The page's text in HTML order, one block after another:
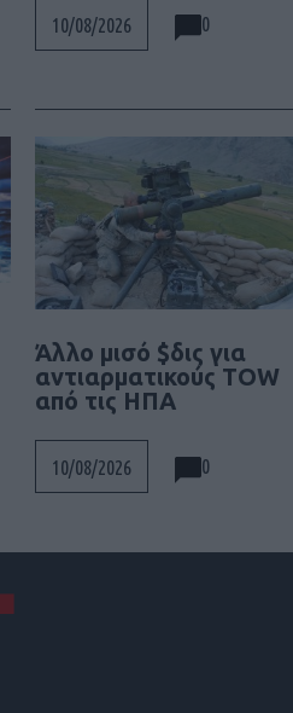
10/08/2026 0
Άλλο μισό $δις για
αντιαρματικούς TOW
από τις ΗΠΑ
10/08/2026 0